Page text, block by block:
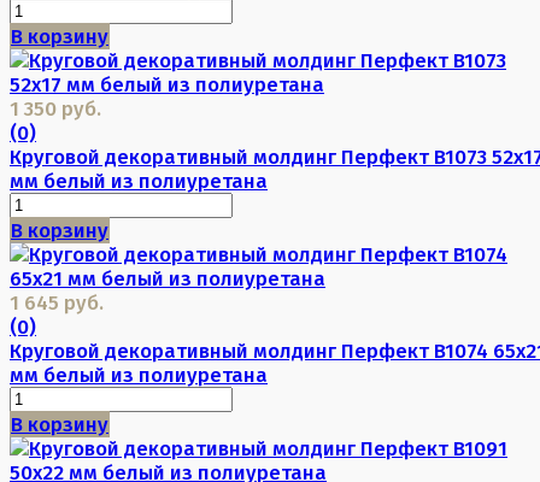
В корзину
1 350 руб.
(0)
Круговой декоративный молдинг Перфект B1073
мм белый из полиуретана
В корзину
1 645 руб.
(0)
Круговой декоративный молдинг Перфект B1074
мм белый из полиуретана
В корзину